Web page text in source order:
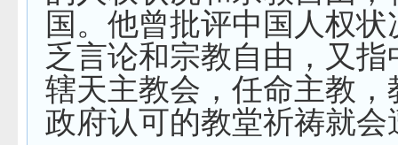
国。他曾批评中国人权
乏言论和宗教自由，又指
辖天主教会，任命主教，
政府认可的教堂祈祷就会